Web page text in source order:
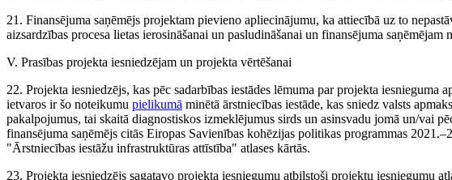
21. Finansējuma saņēmējs projektam pievieno apliecinājumu, ka attiecībā uz to
aizsardzības procesa lietas ierosināšanai un pasludināšanai un finansējuma saņēmējam
V. Prasības projekta iesniedzējam un projekta vērtēšanai
22. Projekta iesniedzējs, kas pēc sadarbības iestādes lēmuma par projekta iesnieguma
ietvaros ir šo noteikumu ​pielikumā minētā ārstniecības iestāde, kas sniedz valsts
pakalpojumus, tai skaitā diagnostiskos izmeklējumus sirds un asinsvadu jomā un/vai
finansējuma saņēmējs citās Eiropas Savienības kohēzijas politikas programmas
"Ārstniecības iestāžu infrastruktūras attīstība" atlases kārtās.
23. Projekta iesniedzējs sagatavo projekta iesniegumu atbilstoši projektu iesniegumu